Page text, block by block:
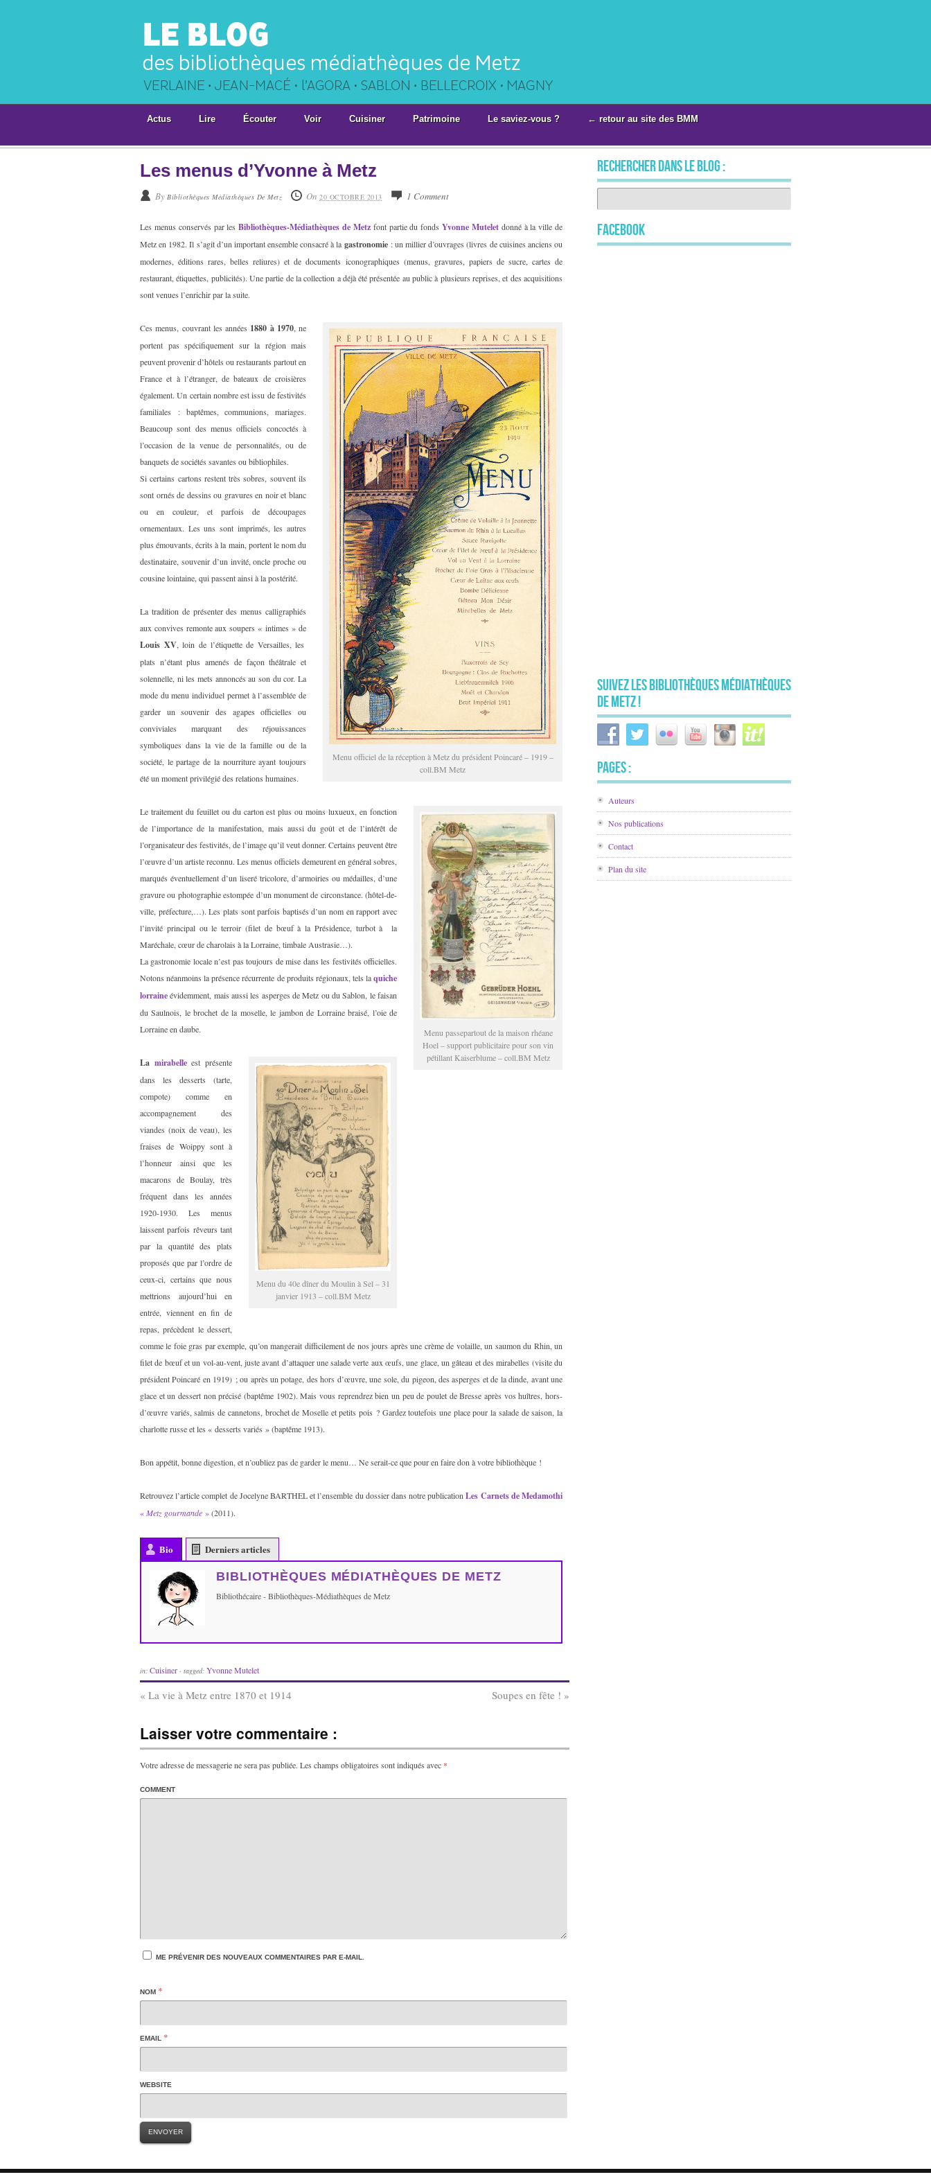
Actus Lire Écouter Voir Cuisiner Patrimoine Le saviez-vous ? ← retour au site des BMM
Les menus d’Yvonne à Metz
By Bibliothèques Médiathèques De Metz On 20 OCTOBRE 2013 1 Comment
Les menus conservés par lesBibliothèques-Médiathèques de Metzfont partie du fondsYvonne Muteletdonné à la ville de
Metz en 1982. Il s’agit d’un important ensemble consacré à la gastronomie: un millier d’ouvrages (livres de cuisines anciens ou
modernes, éditions rares, belles reliures) et de documents iconographiques (menus, gravures, papiers de sucre, cartes de
restaurant, étiquettes, publicités). Une partie de la collection a déjà été présentée au public à plusieurs reprises, et des acquisitions
sont venues l’enrichir par la suite.
Menu officiel de la réception à Metz du président Poincaré – 1919 –
coll.BM Metz
Ces menus, couvrant les années 1880 à 1970, ne
portent pas spécifiquement sur la région mais
peuvent provenir d’hôtels ou restaurants partout en
France et à l’étranger, de bateaux de croisières
également. Un certain nombre est issu de festivités
familiales : baptêmes, communions, mariages.
Beaucoup sont des menus officiels concoctés à
l’occasion de la venue de personnalités, ou de
banquets de sociétés savantes ou bibliophiles.
Si certains cartons restent très sobres, souvent ils
sont ornés de dessins ou gravures en noir et blanc
ou en couleur, et parfois de découpages
ornementaux. Les uns sont imprimés, les autres
plus émouvants, écrits à la main, portent le nom du
destinataire, souvenir d’un invité, oncle proche ou
cousine lointaine, qui passent ainsi à la postérité.
La tradition de présenter des menus calligraphiés
aux convives remonte aux soupers « intimes » de
Louis XV, loin de l’étiquette de Versailles, les
plats n’étant plus amenés de façon théâtrale et
solennelle, ni les mets annoncés au son du cor. La
mode du menu individuel permet à l’assemblée de
garder un souvenir des agapes officielles ou
conviviales marquant des réjouissances
symboliques dans la vie de la famille ou de la
société, le partage de la nourriture ayant toujours
été un moment privilégié des relations humaines.
Menu passepartout de la maison rhéane
Hoel – support publicitaire pour son vin
pétillant Kaiserblume – coll.BM Metz
Le traitement du feuillet ou du carton est plus ou moins luxueux, en fonction
de l’importance de la manifestation, mais aussi du goût et de l’intérêt de
l’organisateur des festivités, de l’image qu’il veut donner. Certains peuvent être
l’œuvre d’un artiste reconnu. Les menus officiels demeurent en général sobres,
marqués éventuellement d’un liseré tricolore, d’armoiries ou médailles, d’une
gravure ou photographie estompée d’un monument de circonstance. (hôtel-de-
ville, préfecture,…). Les plats sont parfois baptisés d’un nom en rapport avec
l’invité principal ou le terroir (filet de bœuf à la Présidence, turbot à la
Maréchale, cœur de charolais à la Lorraine, timbale Austrasie…).
La gastronomie locale n’est pas toujours de mise dans les festivités officielles.
Notons néanmoins la présence récurrente de produits régionaux, tels laquiche
lorraineévidemment, mais aussi les asperges de Metz ou du Sablon, le faisan
du Saulnois, le brochet de la moselle, le jambon de Lorraine braisé, l’oie de
Lorraine en daube.
Menu du 40e dîner du Moulin à Sel – 31
janvier 1913 – coll.BM Metz
La mirabelleest présente
dans les desserts (tarte,
compote) comme en
accompagnement des
viandes (noix de veau), les
fraises de Woippy sont à
l’honneur ainsi que les
macarons de Boulay, très
fréquent dans les années
1920-1930. Les menus
laissent parfois rêveurs tant
par la quantité des plats
proposés que par l’ordre de
ceux-ci, certains que nous
mettrions aujourd’hui en
entrée, viennent en fin de
repas, précèdent le dessert,
comme le foie gras par exemple, qu’on mangerait difficilement de nos jours après une crème de volaille, un saumon du Rhin, un
filet de bœuf et un vol-au-vent, juste avant d’attaquer une salade verte aux œufs, une glace, un gâteau et des mirabelles (visite du
président Poincaré en 1919) ; ou après un potage, des hors d’œuvre, une sole, du pigeon, des asperges et de la dinde, avant une
glace et un dessert non précisé (baptême 1902). Mais vous reprendrez bien un peu de poulet de Bresse après vos huîtres, hors-
d’œuvre variés, salmis de cannetons, brochet de Moselle et petits pois ? Gardez toutefois une place pour la salade de saison, la
charlotte russe et les « desserts variés » (baptême 1913).
Bon appétit, bonne digestion, et n’oubliez pas de garder le menu… Ne serait-ce que pour en faire don à votre bibliothèque !
Retrouvez l’article complet de Jocelyne BARTHEL et l’ensemble du dossier dans notre publicationLes Carnets de Medamothi
«Metz gourmande »(2011).
Bio Derniers articles
BIBLIOTHÈQUES MÉDIATHÈQUES DE METZ
Bibliothécaire - Bibliothèques-Médiathèques de Metz
in: Cuisiner · tagged: Yvonne Mutelet
« La vie à Metz entre 1870 et 1914 Soupes en fête ! »
Laisser votre commentaire :
Votre adresse de messagerie ne sera pas publiée. Les champs obligatoires sont indiqués avec *
COMMENT
ME PRÉVENIR DES NOUVEAUX COMMENTAIRES PAR E-MAIL.
NOM *
EMAIL *
WEBSITE
rechercher dans le blog :
Facebook
Suivez les Bibliothèques Médiathèques
de Metz !
Pages :
Auteurs
Nos publications
Contact
Plan du site